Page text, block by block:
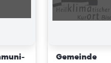
Gemeinde